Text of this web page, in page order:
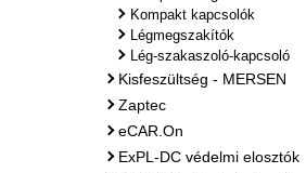
Kompakt kapcsolók
Légmegszakítók
Lég-szakaszoló-kapcsoló
Kisfeszültség - MERSEN
Zaptec
eCAR.On
ExPL-DC védelmi elosztók